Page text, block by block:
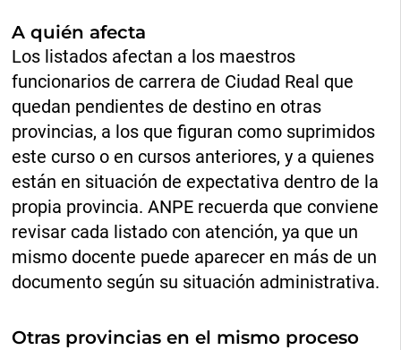
A quién afecta
Los listados afectan a los maestros
funcionarios de carrera de Ciudad Real que
quedan pendientes de destino en otras
provincias, a los que figuran como suprimidos
este curso o en cursos anteriores, y a quienes
están en situación de expectativa dentro de la
propia provincia. ANPE recuerda que conviene
revisar cada listado con atención, ya que un
mismo docente puede aparecer en más de un
documento según su situación administrativa.
Otras provincias en el mismo proceso